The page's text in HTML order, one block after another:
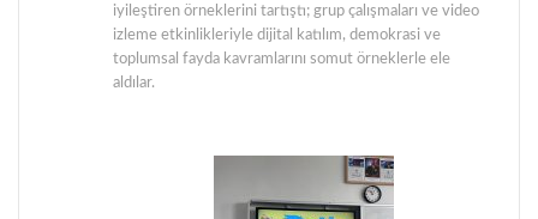
iyileştiren örneklerini tartıştı; grup çalışmaları ve video
izleme etkinlikleriyle dijital katılım, demokrasi ve
toplumsal fayda kavramlarını somut örneklerle ele
aldılar.